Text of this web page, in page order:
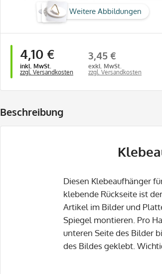
Weitere Abbildungen
4,10 €
inkl. MwSt.
zzgl. Versandkosten
3,45 €
exkl. MwSt.
zzgl. Versandkosten
Beschreibung
Diesen Klebeaufhänger
klebende Rückseite ist
Artikel im Bilder und
Spiegel montieren. Pro
unteren Seite des Bilder
des Bildes geklebt.